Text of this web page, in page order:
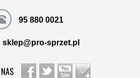
95 880 0021
sklep@pro-sprzet.pl